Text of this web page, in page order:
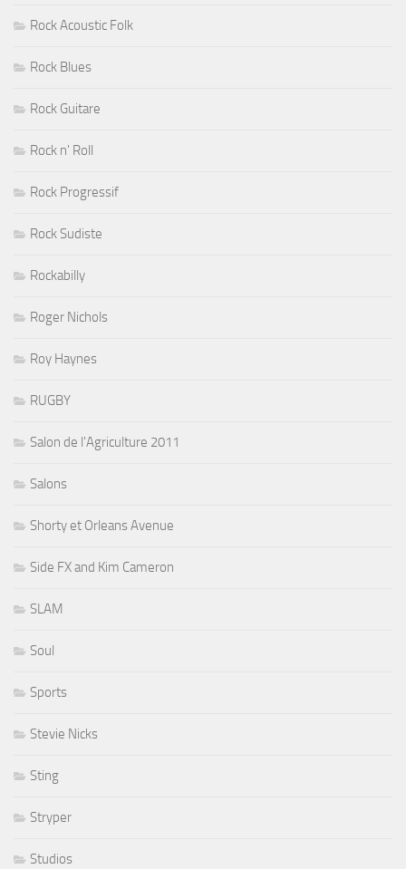
Rock Acoustic Folk
Rock Blues
Rock Guitare
Rock n' Roll
Rock Progressif
Rock Sudiste
Rockabilly
Roger Nichols
Roy Haynes
RUGBY
Salon de l'Agriculture 2011
Salons
Shorty et Orleans Avenue
Side FX and Kim Cameron
SLAM
Soul
Sports
Stevie Nicks
Sting
Stryper
Studios